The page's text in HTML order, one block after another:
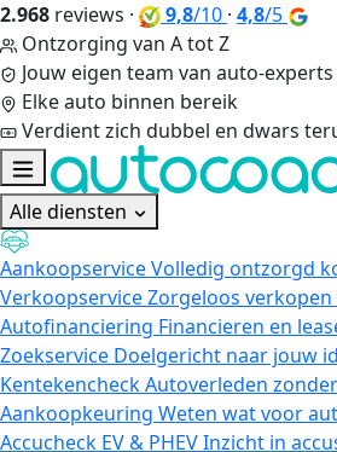
2.968 reviews · 9,8/10 · 4,8/5
Ontzorging van A tot Z
Jouw eigen team van auto-experts
Elke auto binnen bereik
Verdient zich dubbel en dwars
Alle diensten
AankoopserviceVolledig ontzorgd
VerkoopserviceZorgeloos
Autofinanciering Financieren en
Zoekservice Doelgericht naar jouw
KentekencheckAutoverleden
Aankoopkeuring Weten wat voor
Accucheck EV & PHEVInzicht in